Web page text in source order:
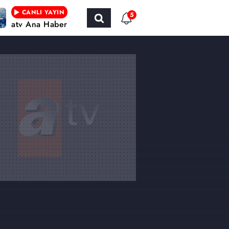
CANLI YAYIN
atv Ana Haber
5